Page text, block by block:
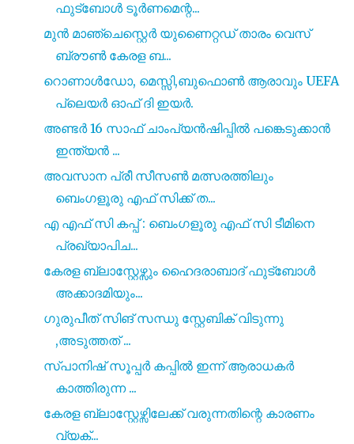
ഫുട്ബോൾ ടൂർണമെന്റ...
മുൻ മാഞ്ചെസ്റ്റെർ യുണൈറ്റഡ് താരം വെസ്
ബ്രൗൺ കേരള ബ...
റൊണാൾഡോ, മെസ്സി,ബുഫൊൺ ആരാവും UEFA
പ്ലെയർ ഓഫ് ദി ഇയർ.
അണ്ടർ 16 സാഫ് ചാംപ്യൻഷിപ്പിൽ പങ്കെടുക്കാൻ
ഇന്ത്യൻ ...
അവസാന പ്രീ സീസൺ മത്സരത്തിലും
ബെംഗളൂരു എഫ് സിക്ക് ത...
എ എഫ് സി കപ്പ് : ബെംഗളൂരു എഫ് സി ടീമിനെ
പ്രഖ്യാപിച...
കേരള ബ്ലാസ്റ്റേഴ്സും ഹൈദരാബാദ് ഫുട്ബോൾ
അക്കാദമിയും...
ഗുരുപീത് സിങ് സന്ധു സ്റ്റേബിക് വിടുന്നു
,അടുത്തത് ...
സ്പാനിഷ് സൂപ്പര്‍ കപ്പിൽ ഇന്ന് ആരാധകർ
കാത്തിരുന്ന ...
കേരള ബ്ലാസ്റ്റേഴ്സിലേക്ക് വരുന്നതിന്റെ കാരണം
വ്യക്...